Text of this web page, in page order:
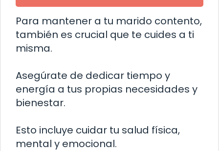
Para mantener a tu marido contento,
también es crucial que te cuides a ti
misma.
Asegúrate de dedicar tiempo y
energía a tus propias necesidades y
bienestar.
Esto incluye cuidar tu salud física,
mental y emocional.